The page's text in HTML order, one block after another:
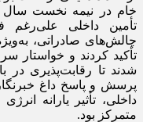
خام در نیمه نخست سال
تأمین داخلی علی‌رغم
چالش‌های صادراتی،
تأکید کردند و خواستار
شدند تا رقابت‌پذیری در
پرسش و پاسخ داغ
داخلی، تأثیر یارانه
متمرکز بود.